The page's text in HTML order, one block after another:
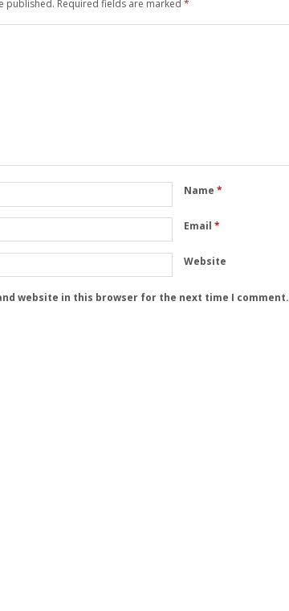
published. Required fields are marked *
Name *
Email *
Website
website in this browser for the next time I comment.